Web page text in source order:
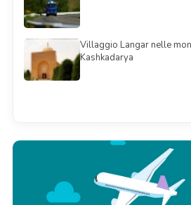
Villaggio Langar nelle
Kashkadarya